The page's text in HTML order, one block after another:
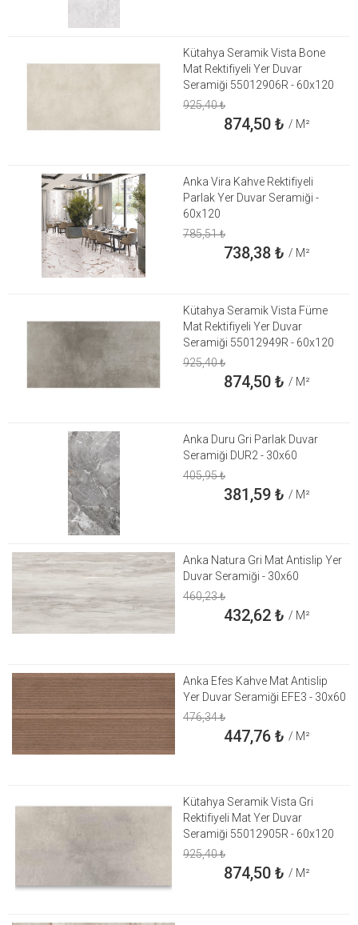
Kütahya Seramik Vista Bone
Mat Rektifiyeli Yer Duvar
Seramiği 55012906R - 60x120
925,40₺
874,50₺ / M²
Anka Vira Kahve Rektifiyeli
Parlak Yer Duvar Seramiği -
60x120
785,51₺
738,38₺ / M²
Kütahya Seramik Vista Füme
Mat Rektifiyeli Yer Duvar
Seramiği 55012949R - 60x120
925,40₺
874,50₺ / M²
Anka Duru Gri Parlak Duvar
Seramiği DUR2 - 30x60
405,95₺
381,59₺ / M²
Anka Natura Gri Mat Antislip Yer
Duvar Seramiği - 30x60
460,23₺
432,62₺ / M²
Anka Efes Kahve Mat Antislip
Yer Duvar Seramiği EFE3 - 30x60
476,34₺
447,76₺ / M²
Kütahya Seramik Vista Gri
Rektifiyeli Mat Yer Duvar
Seramiği 55012905R - 60x120
925,40₺
874,50₺ / M²